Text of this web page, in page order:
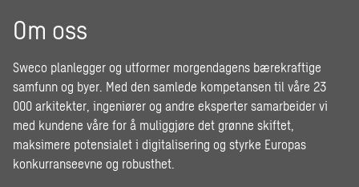
Om oss
Sweco planlegger og utformer morgendagens bærekraftige
samfunn og byer. Med den samlede kompetansen til våre 23
000 arkitekter, ingeniører og andre eksperter samarbeider vi
med kundene våre for å muliggjøre det grønne skiftet,
maksimere potensialet i digitalisering og styrke Europas
konkurranseevne og robusthet.